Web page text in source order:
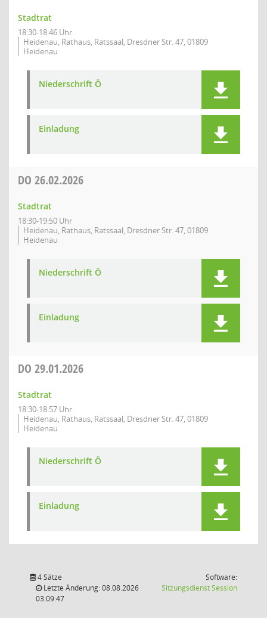
Stadtrat
18:30-18:46 Uhr
Heidenau, Rathaus, Ratssaal, Dresdner Str. 47, 01809
Heidenau
Niederschrift Ö
Einladung
DO 26.02.2026
Stadtrat
18:30-19:50 Uhr
Heidenau, Rathaus, Ratssaal, Dresdner Str. 47, 01809
Heidenau
Niederschrift Ö
Einladung
DO 29.01.2026
Stadtrat
18:30-18:57 Uhr
Heidenau, Rathaus, Ratssaal, Dresdner Str. 47, 01809
Heidenau
Niederschrift Ö
Einladung
4 Sätze
Letzte Änderung: 08.08.2026
03:09:47
Software:
SitzungsdienstSession(Wird in